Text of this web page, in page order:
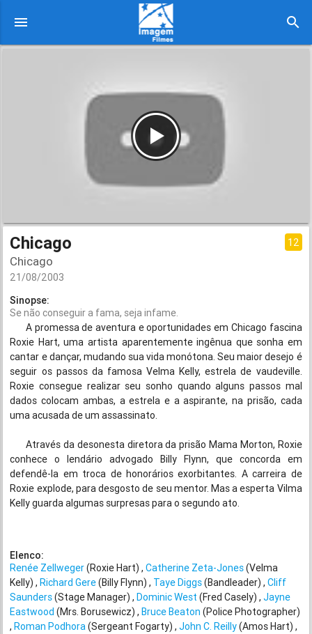
menu search
Chicago 12
Chicago
21/08/2003
Sinopse:
Se não conseguir a fama, seja infame.
A promessa de aventura e oportunidades em Chicago fascina
Roxie Hart, uma artista aparentemente ingênua que sonha em
cantar e dançar, mudando sua vida monótona. Seu maior desejo é
seguir os passos da famosa Velma Kelly, estrela de vaudeville.
Roxie consegue realizar seu sonho quando alguns passos mal
dados colocam ambas, a estrela e a aspirante, na prisão, cada
uma acusada de um assassinato.
Através da desonesta diretora da prisão Mama Morton, Roxie
conhece o lendário advogado Billy Flynn, que concorda em
defendê-la em troca de honorários exorbitantes. A carreira de
Roxie explode, para desgosto de seu mentor. Mas a esperta Vilma
Kelly guarda algumas surpresas para o segundo ato.
Elenco:
Renée Zellweger(Roxie Hart) Catherine Zeta-Jones(Velma
Kelly) Richard Gere(Billy Flynn) Taye Diggs(Bandleader) Cliff
Saunders(Stage Manager) Dominic West (Fred Casely) Jayne
Eastwood (Mrs. Borusewicz) Bruce Beaton (Police Photographer)
Roman Podhora(Sergeant Fogarty) John C. Reilly(Amos Hart)